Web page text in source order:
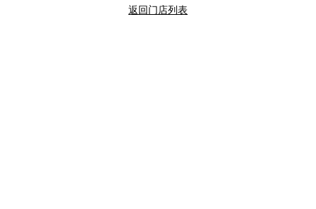
返回门店列表